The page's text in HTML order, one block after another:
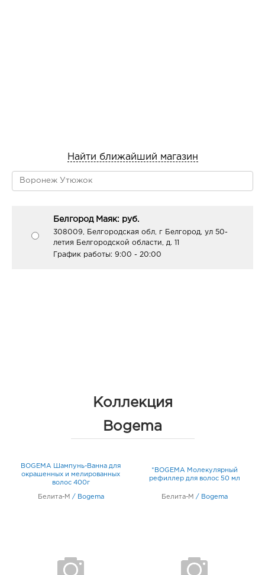
Найти ближайший магазин
Белгород Маяк: руб.
308009, Белгородская обл, г Белгород, ул 50-
летия Белгородской области, д. 11
График работы: 9:00 - 20:00
Коллекция
Bogema
BOGEMA Шампунь-Ванна для
окрашенных и мелированных
волос 400г
Белита-М / Bogema
*BOGEMA Молекулярный
рефиллер для волос 50 мл
Белита-М / Bogema